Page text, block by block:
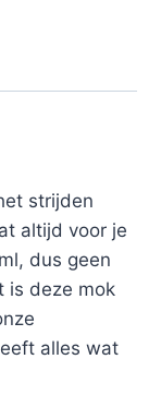
strijden
altijd voor je
dus geen
is deze mok
alles wat